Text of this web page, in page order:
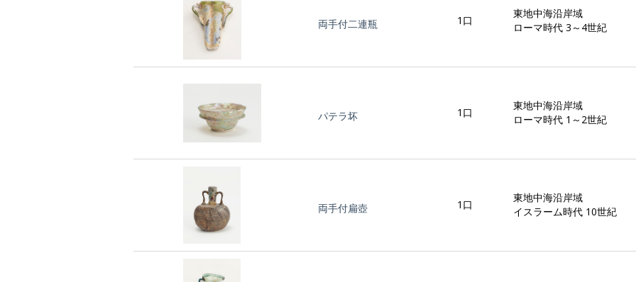
両手付二連瓶 1口
東地中海沿岸域
ローマ時代 3～4世紀
パテラ坏 1口
東地中海沿岸域
ローマ時代 1～2世紀
両手付扁壺 1口
東地中海沿岸域
イスラーム時代 10世紀